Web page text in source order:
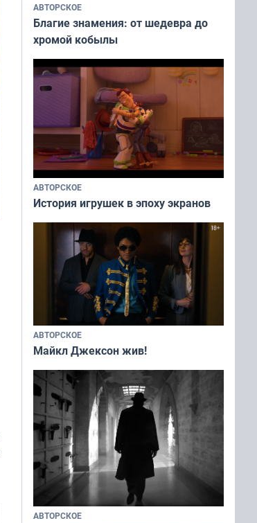
АВТОРСКОЕ
Благие знамения: от шедевра до
хромой кобылы
АВТОРСКОЕ
История игрушек в эпоху экранов
АВТОРСКОЕ
Майкл Джексон жив!
АВТОРСКОЕ